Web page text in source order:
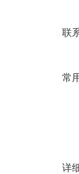
联
常
详